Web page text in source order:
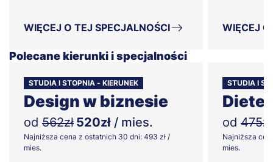
WIĘCEJ O TEJ SPECJALNOŚCI WIĘCEJ
Polecane kierunki i specjalności
STUDIA I STOPNIA - KIERUNEK
Design w biznesie
od 562zł 520zł / mies.
Najniższa cena z ostatnich 30 dni: 493 zł /
mies.
STUDIA I
od 475zł
Najniższa
mies.